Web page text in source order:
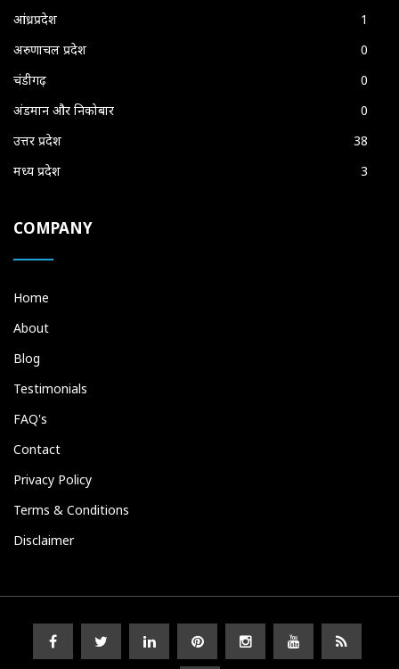
आंध्रप्रदेश
1
अरुणाचल प्रदेश
0
चंडीगढ़
0
अंडमान और निकोबार
0
उत्तर प्रदेश
38
मध्य प्रदेश
3
COMPANY
Home
About
Blog
Testimonials
FAQ's
Contact
Privacy Policy
Terms & Conditions
Disclaimer